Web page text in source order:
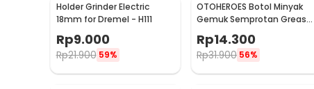
Holder Grinder Electric
18mm for Dremel - H111
Rp9.000
Rp21.900 59%
OTOHEROES Botol Minyak
Gemuk Semprotan Grease
Gun 250ml - Q001
Rp14.300
Rp31.900 56%